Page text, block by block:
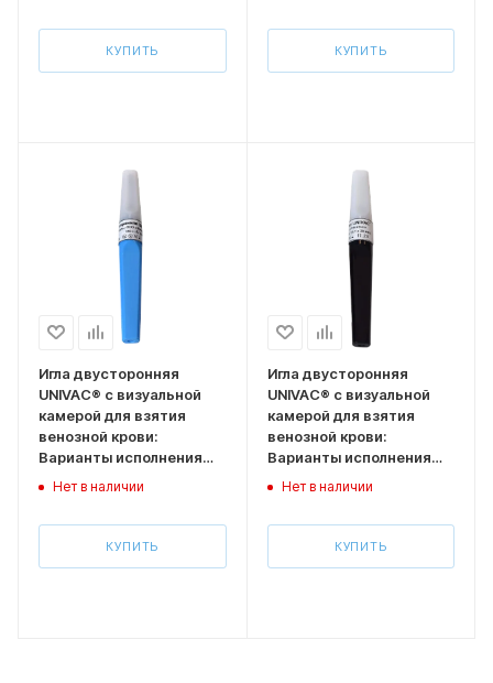
КУПИТЬ КУПИТЬ
Игла двусторонняя
UNIVAC® с визуальной
камерой для взятия
венозной крови:
Варианты исполнения
Размер 0,6*25 мм
Нет в наличии
КУПИТЬ
Игла двусторонняя
UNIVAC® с визуальной
камерой для взятия
венозной крови:
Варианты исполнения
Размер 0,7*25 мм
Нет в наличии
КУПИТЬ